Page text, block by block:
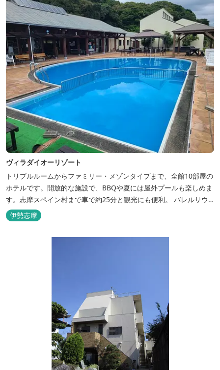
ヴィラダイオーリゾート
トリプルルームからファミリー・メゾンタイプまで、全館10部屋の
ホテルです。開放的な施設で、BBQや夏には屋外プールも楽しめま
す。志摩スペイン村まで車で約25分と観光にも便利。 バレルサウ
ナをはじめました。
伊勢志摩